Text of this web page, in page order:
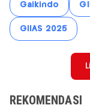
Gaikindo
GIIAS 2025